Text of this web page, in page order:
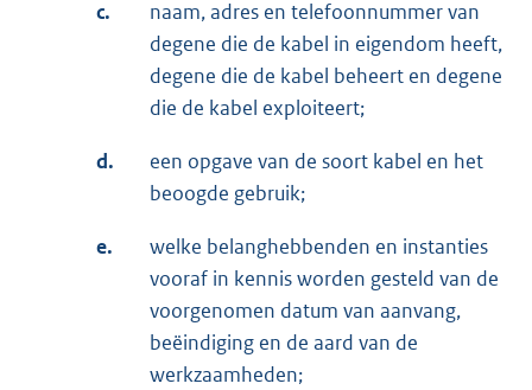
c.
naam, adres en telefoonnummer van
degene die de kabel in eigendom heeft,
degene die de kabel beheert en degene
die de kabel exploiteert;
d.
een opgave van de soort kabel en het
beoogde gebruik;
e.
welke belanghebbenden en instanties
vooraf in kennis worden gesteld van de
voorgenomen datum van aanvang,
beëindiging en de aard van de
werkzaamheden;